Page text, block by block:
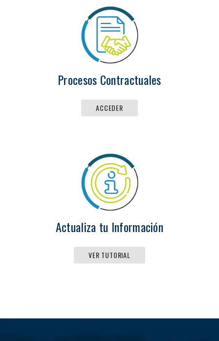
Procesos Contractuales
ACCEDER
Actualiza tu Información
VER TUTORIAL